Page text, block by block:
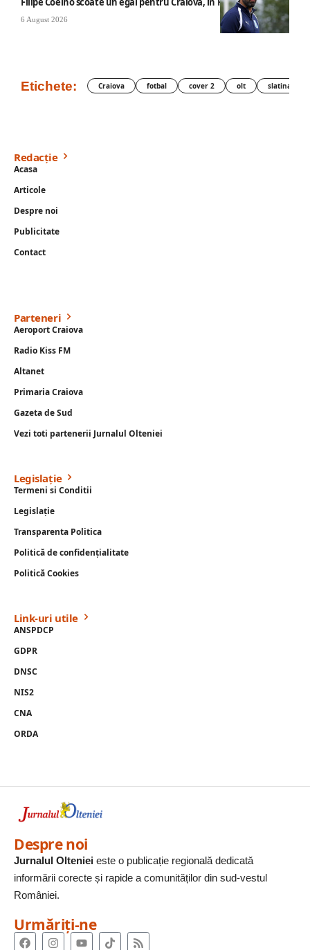
6 August 2026
Etichete: Craiova fotbal cover 2 olt slatina
Redacție
Acasa
Articole
Despre noi
Publicitate
Contact
Parteneri
Aeroport Craiova
Radio Kiss FM
Altanet
Primaria Craiova
Gazeta de Sud
Vezi toti partenerii Jurnalul Olteniei
Legislație
Termeni si Conditii
Legislație
Transparenta Politica
Politică de confidențialitate
Politică Cookies
Link-uri utile
ANSPDCP
GDPR
DNSC
NIS2
CNA
ORDA
Despre noi
Jurnalul Olteniei este o publicație regională dedicată
informării corecte și rapide a comunităților din sud-vestul
României.
Urmăriți-ne